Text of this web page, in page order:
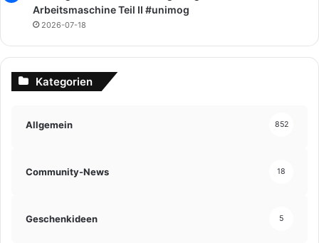
Arbeitsmaschine Teil II #unimog
2026-07-18
Kategorien
Allgemein 852
Community-News 18
Geschenkideen 5